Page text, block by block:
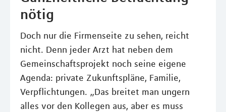
nötig
Doch nur die Firmenseite zu sehen, reicht
nicht. Denn jeder Arzt hat neben dem
Gemeinschaftsprojekt noch seine eigene
Agenda: private Zukunftspläne, Familie,
Verpflichtungen. „Das breitet man ungern
alles vor den Kollegen aus, aber es muss